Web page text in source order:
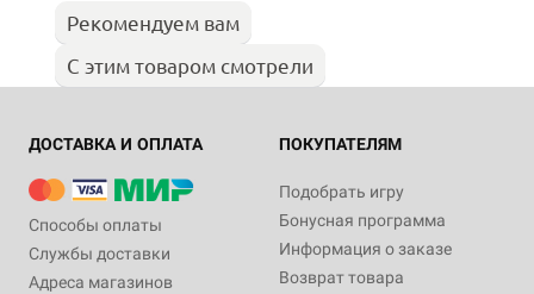
Рекомендуем вам
С этим товаром смотрели
ДОСТАВКА И ОПЛАТА
Способы оплаты
Службы доставки
Адреса магазинов
ПОКУПАТЕЛЯМ
Подобрать игру
Бонусная программа
Информация о заказе
Возврат товара